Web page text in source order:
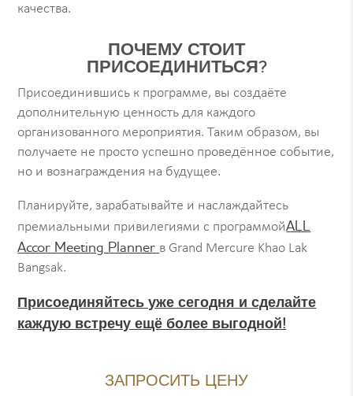
качества.
ПОЧЕМУ СТОИТ
ПРИСОЕДИНИТЬСЯ?
Присоединившись к программе, вы создаёте
дополнительную ценность для каждого
организованного мероприятия. Таким образом, вы
получаете не просто успешно проведённое событие,
но и вознаграждения на будущее.
Планируйте, зарабатывайте и наслаждайтесь
премиальными привилегиями с программойALL
Accor Meeting Planner в Grand Mercure Khao Lak
Bangsak.
Присоединяйтесь уже сегодня и сделайте
каждую встречу ещё более выгодной!
ЗАПРОСИТЬ ЦЕНУ